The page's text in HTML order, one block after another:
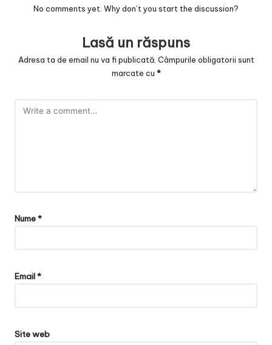
in
No comments yet. Why don’t you start the discussion?
Lasă un răspuns
Adresa ta de email nu va fi publicată. Câmpurile obligatorii sunt
marcate cu *
Nume*
Email*
Site web